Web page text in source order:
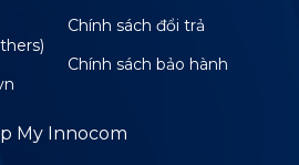
Chính sách đổi trả
Chính sách bảo hành
My Innocom